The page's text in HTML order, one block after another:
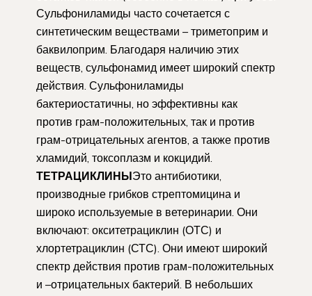
Сульфониламиды часто сочетается с
синтетическим веществами – триметоприм и
баквилоприм. Благодаря наличию этих
веществ, сульфонамид имеет широкий спектр
действия. Сульфониламиды
бактериостатичны, но эффективны как
против грам-положительных, так и против
грам-отрицательных агентов, а также против
хламидий, токсоплазм и кокцидий.
ТЕТРАЦИКЛИНЫЭто антибиотики,
производные грибков стрептомицина и
широко используемые в ветеринарии. Они
включают: окситетрациклин (ОТС) и
хлортетрациклин (СТС). Они имеют широкий
спектр действия против грам-положительных
и –отрицательных бактерий. В небольших